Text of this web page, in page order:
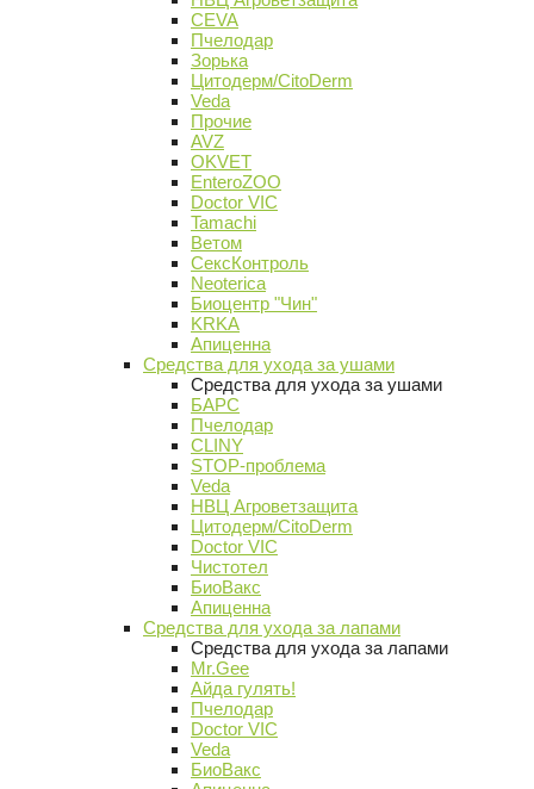
CEVA
Пчелодар
Зорька
Цитодерм/CitoDerm
Veda
Прочие
AVZ
OKVET
EnteroZOO
Doctor VIC
Tamachi
Ветом
СексКонтроль
Neoterica
Биоцентр "Чин"
KRKA
Апиценна
Средства для ухода за ушами
Средства для ухода за ушами
БАРС
Пчелодар
CLINY
STOP-проблема
Veda
НВЦ Агроветзащита
Цитодерм/CitoDerm
Doctor VIC
Чистотел
БиоВакс
Апиценна
Средства для ухода за лапами
Средства для ухода за лапами
Mr.Gee
Айда гулять!
Пчелодар
Doctor VIC
Veda
БиоВакс